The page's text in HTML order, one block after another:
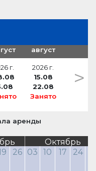
г.
август
2026 г.
15.08
22.08
Занято
>
аренды
Октябрь
26 03 10 17 24